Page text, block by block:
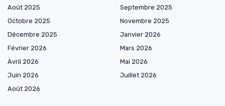
Août 2025
Septembre 2025
Octobre 2025
Novembre 2025
Décembre 2025
Janvier 2026
Février 2026
Mars 2026
Avril 2026
Mai 2026
Juin 2026
Juillet 2026
Août 2026